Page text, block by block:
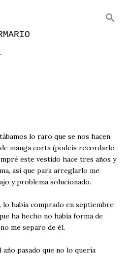
lo raro que se nos hacen
manga corta (podeis recordarlo
este vestido hace tres años y
así que para arreglarlo me
y problema solucionado.
había comprado en septiembre
ha hecho no había forma de
me separo de él.
pasado que no lo quería